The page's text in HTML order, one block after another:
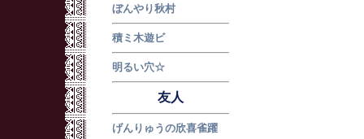
ぼんやり秋村
積ミ木遊ビ
明るい穴☆
友人
げんりゅうの欣喜雀躍